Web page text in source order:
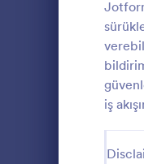
iş
Denetim
Yetkilendirme
Ödül Formları
Hesaplama